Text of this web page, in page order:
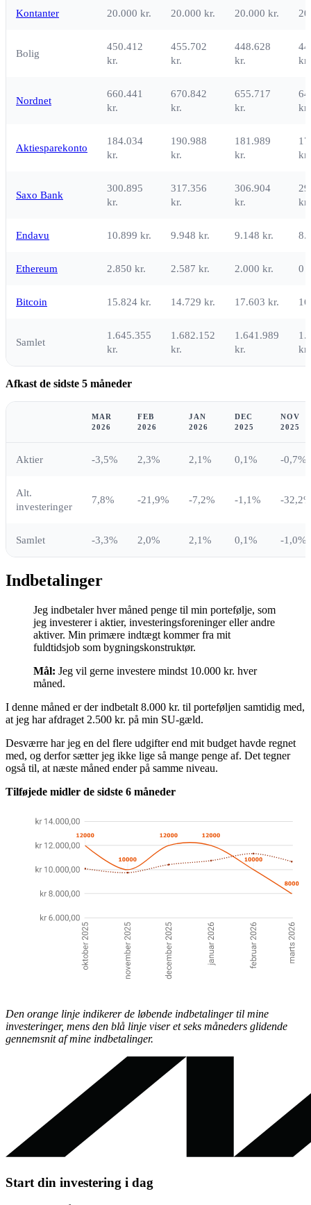
Kontanter 20.000 kr. 20.000 kr. 20.000 kr.
Bolig
450.412
kr.
455.702
kr.
448.628
kr.
kr.
Nordnet
660.441
kr.
670.842
kr.
655.717
kr.
kr.
Aktiesparekonto
184.034
kr.
190.988
kr.
181.989
kr.
kr.
Saxo Bank
300.895
kr.
317.356
kr.
306.904
kr.
kr.
Endavu 10.899 kr. 9.948 kr. 9.148 kr.
Ethereum 2.850 kr. 2.587 kr. 2.000 kr. 0
Bitcoin 15.824 kr. 14.729 kr. 17.603 kr.
Samlet
1.645.355
kr.
1.682.152
kr.
1.641.989
kr.
kr.
Afkast de sidste 5 måneder
MAR
2026
FEB
2026
JAN
2026
DEC
2025
NOV
2025
Aktier -3,5% 2,3% 2,1% 0,1% -0,7%
Alt.
investeringer
7,8% -21,9% -7,2% -1,1% -
Samlet -3,3% 2,0% 2,1% 0,1% -1,0%
Indbetalinger
Jeg indbetaler hver måned penge til min portefølje, som
jeg investerer i aktier, investeringsforeninger eller andre
aktiver. Min primære indtægt kommer fra mit
fuldtidsjob som bygningskonstruktør.
Mål: Jeg vil gerne investere mindst 10.000 kr. hver
måned.
I denne måned er der indbetalt 8.000 kr. til porteføljen samtidig med,
at jeg har afdraget 2.500 kr. på min SU-gæld.
Desværre har jeg en del flere udgifter end mit budget havde regnet
med, og derfor sætter jeg ikke lige så mange penge af. Det tegner
også til, at næste måned ender på samme niveau.
Tilføjede midler de sidste 6 måneder
Den orange linje indikerer de løbende indbetalinger til mine
investeringer, mens den blå linje viser et seks måneders glidende
gennemsnit af mine indbetalinger.
Start din investering i dag